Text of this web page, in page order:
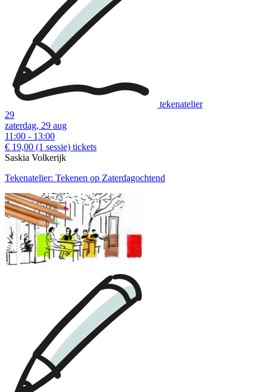
tekenatelier
29
zaterdag, 29 aug
11:00 - 13:00
€ 19,00 (1 sessie) tickets
Saskia Volkerijk
Tekenatelier: Tekenen op Zaterdagochtend